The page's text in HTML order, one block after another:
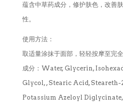
蕴含中草药成分，修护肤色，改善
性。
使用方法：
取适量涂抹于面部，轻轻按摩至完全
成分：Water, Glycerin,
Glycol, , Stearic Acid, Steareth-
Potassium Azeloyl